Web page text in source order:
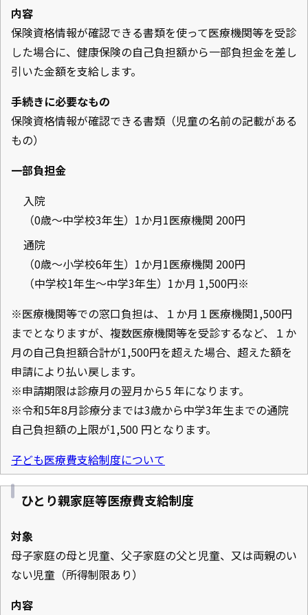
内容
保険資格情報が確認できる書類を使って医療機関等を受診
した場合に、健康保険の自己負担額から一部負担金を差し
引いた金額を支給します。
手続きに必要なもの
保険資格情報が確認できる書類（児童の名前の記載がある
もの）
一部負担金
入院
（0歳～中学校3年生）1か月1医療機関 200円
通院
（0歳～小学校6年生）1か月1医療機関 200円
（中学校1年生～中学3年生）1か月 1,500円※
※医療機関等での窓口負担は、１か月１医療機関1,500円
までとなりますが、複数医療機関等を受診するなど、１か
月の自己負担額合計が1,500円を超えた場合、超えた額を
申請により払い戻します。
※申請期限は診療月の翌月から5 年になります。
※令和5年8月診療分までは3歳から中学3年生までの通院
自己負担額の上限が1,500 円となります。
子ども医療費支給制度について
ひとり親家庭等医療費支給制度
対象
母子家庭の母と児童、父子家庭の父と児童、又は両親のい
ない児童（所得制限あり）
内容